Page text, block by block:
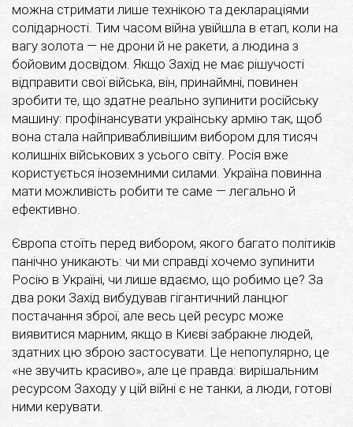
можна стримати лише технікою та деклараціями
солідарності. Тим часом війна увійшла в етап, коли на
вагу золота — не дрони й не ракети, а людина з
бойовим досвідом. Якщо Захід не має рішучості
відправити свої війська, він, принаймні, повинен
зробити те, що здатне реально зупинити російську
машину: профінансувати українську армію так, щоб
вона стала найпривабливішим вибором для тисяч
колишніх військових з усього світу. Росія вже
користується іноземними силами. Україна повинна
мати можливість робити те саме — легально й
ефективно.
Європа стоїть перед вибором, якого багато політиків
панічно уникають: чи ми справді хочемо зупинити
Росію в Україні, чи лише вдаємо, що робимо це? За
два роки Захід вибудував гігантичний ланцюг
постачання зброї, але весь цей ресурс може
виявитися марним, якщо в Києві забракне людей,
здатних цю зброю застосувати. Це непопулярно, це
«не звучить красиво», але це правда: вирішальним
ресурсом Заходу у цій війні є не танки, а люди, готові
ними керувати.